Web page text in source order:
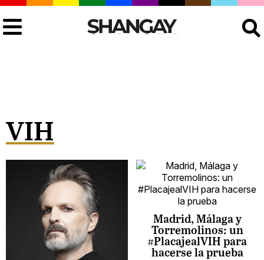
VIH
Madrid, Málaga y
Torremolinos: un
#PlacajealVIH para
hacerse la prueba